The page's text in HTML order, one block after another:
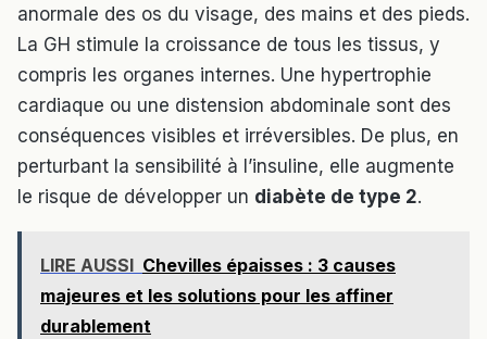
anormale des os du visage, des mains et des pieds.
La GH stimule la croissance de tous les tissus, y
compris les organes internes. Une hypertrophie
cardiaque ou une distension abdominale sont des
conséquences visibles et irréversibles. De plus, en
perturbant la sensibilité à l’insuline, elle augmente
le risque de développer un diabète de type 2.
LIRE AUSSI Chevilles épaisses : 3 causes
majeures et les solutions pour les affiner
durablement